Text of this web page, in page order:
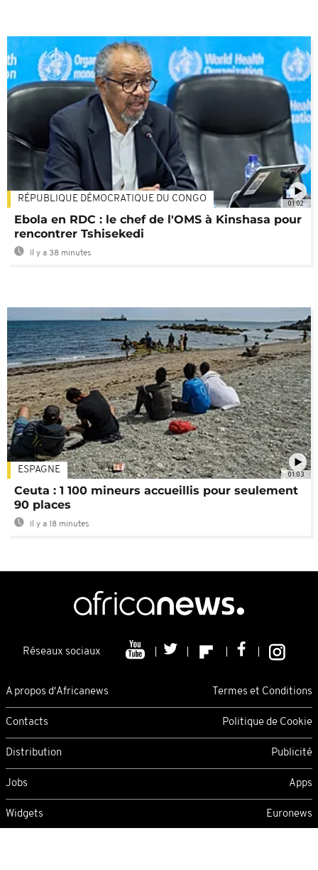
01:02
RÉPUBLIQUE DÉMOCRATIQUE DU CONGO
Ebola en RDC : le chef de l'OMS à Kinshasa pour
rencontrer Tshisekedi
Il y a 38 minutes
01:03
ESPAGNE
Ceuta : 1 100 mineurs accueillis pour seulement
90 places
Il y a 18 minutes
Réseaux sociaux
A propos d'Africanews Termes et Conditions
Contacts Politique de Cookie
Distribution Publicité
Jobs Apps
Widgets Euronews